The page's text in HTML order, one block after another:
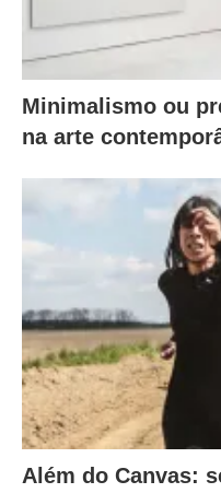
Minimalismo ou
na arte
Além do Canvas: